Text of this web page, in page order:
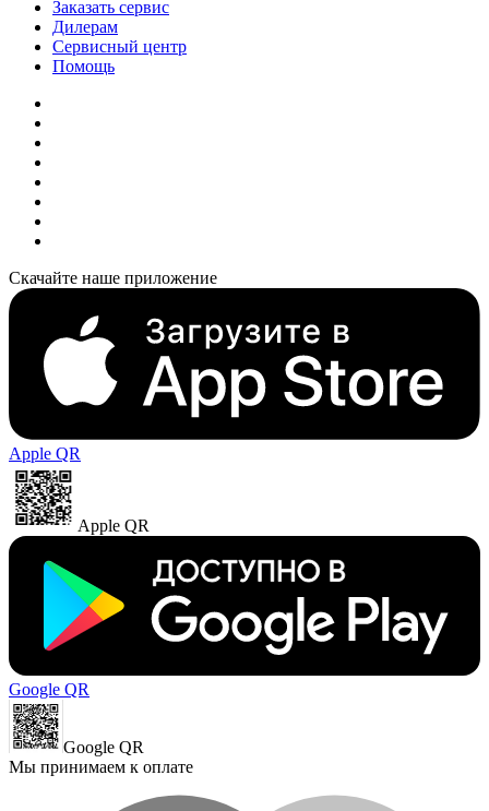
Заказать сервис
Дилерам
Сервисный центр
Помощь
Скачайте наше приложение
Apple QR
Apple QR
Google QR
Google QR
Мы принимаем к оплате